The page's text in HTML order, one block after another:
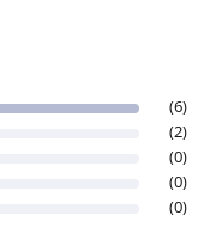
(6)
(2)
(0)
(0)
(0)